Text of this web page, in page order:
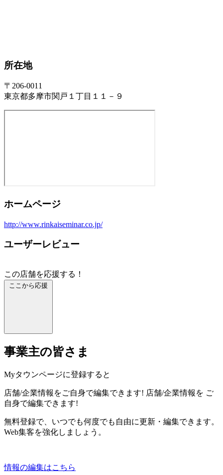
所在地
〒206-0011
東京都多摩市関戸１丁目１１－９
ホームページ
http://www.rinkaiseminar.co.jp/
ユーザーレビュー
この店舗を応援する！
ここから応援
事業主の皆さま
Myタウンページに登録すると
店舗/企業情報をご自身で編集できます! 店舗/企業情報を ご
自身で編集できます!
無料登録で、いつでも何度でも自由に更新・編集できます。
Web集客を強化しましょう。
情報の編集はこちら